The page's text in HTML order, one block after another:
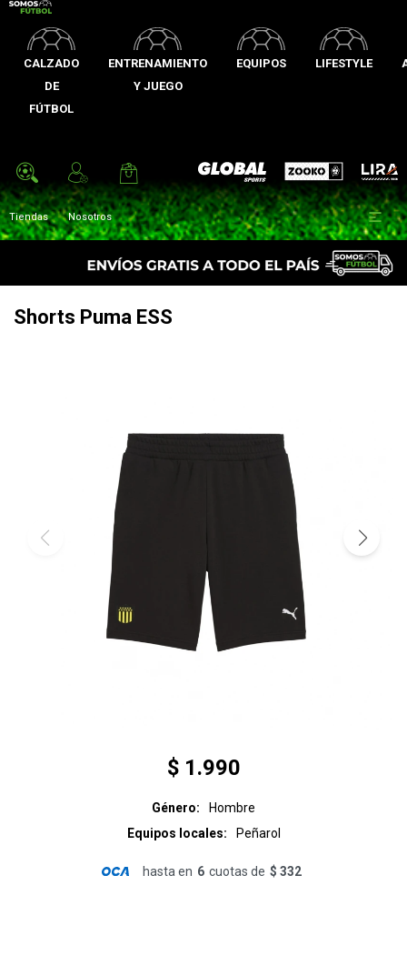
CALZADO
DE
FÚTBOL
ENTRENAMIENTO
Y JUEGO
EQUIPOS LIFESTYLE
Global Sports Zooko Lira
Tiendas Nosotros 
Shorts Puma ESS
$ 1.990
Género
Hombre
Equipos locales
Peñarol
hasta en 6 cuotas de $ 332